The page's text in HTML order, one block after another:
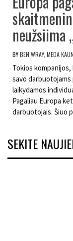
neužsiima
BYBEN WRAY, MEDA
Tokios
savo
laikydamos
Pagaliau Europa
darbuotojais. Šiuo
SEKITE